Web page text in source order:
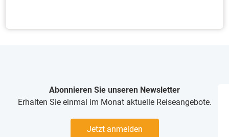
Abonnieren Sie unseren Newsletter
Erhalten Sie einmal im Monat aktuelle Reiseangebote.
Jetzt anmelden